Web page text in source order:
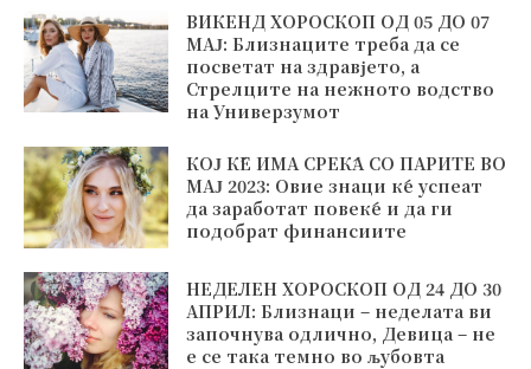
ВИКЕНД ХОРОСКОП ОД 05 ДО 07
МАЈ: Близнаците треба да се
посветат на здравјето, а
Стрелците на нежното водство
на Универзумот
КОЈ ЌЕ ИМА СРЕЌА СО ПАРИТЕ ВО
МАЈ 2023: Овие знаци ќе успеат
да заработат повеќе и да ги
подобрат финансиите
НЕДЕЛЕН ХОРОСКОП ОД 24 ДО 30
АПРИЛ: Близнаци – неделата ви
започнува одлично, Девица – не
е се така темно во љубовта